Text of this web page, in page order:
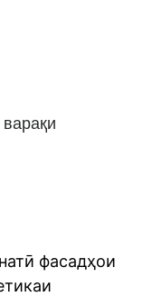
фасадҳои